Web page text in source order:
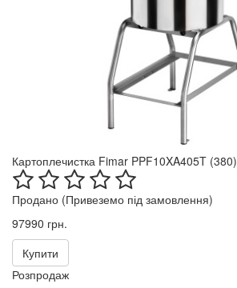
Картоплечистка Fimar PPF10XA405T (380)
Продано (Привеземо під замовлення)
97990 грн.
Купити
Розпродаж